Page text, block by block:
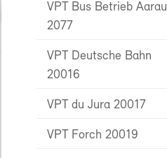
VPT Bus Betrieb Aarau
2077
VPT Deutsche Bahn
20016
VPT du Jura 20017
VPT Forch 20019